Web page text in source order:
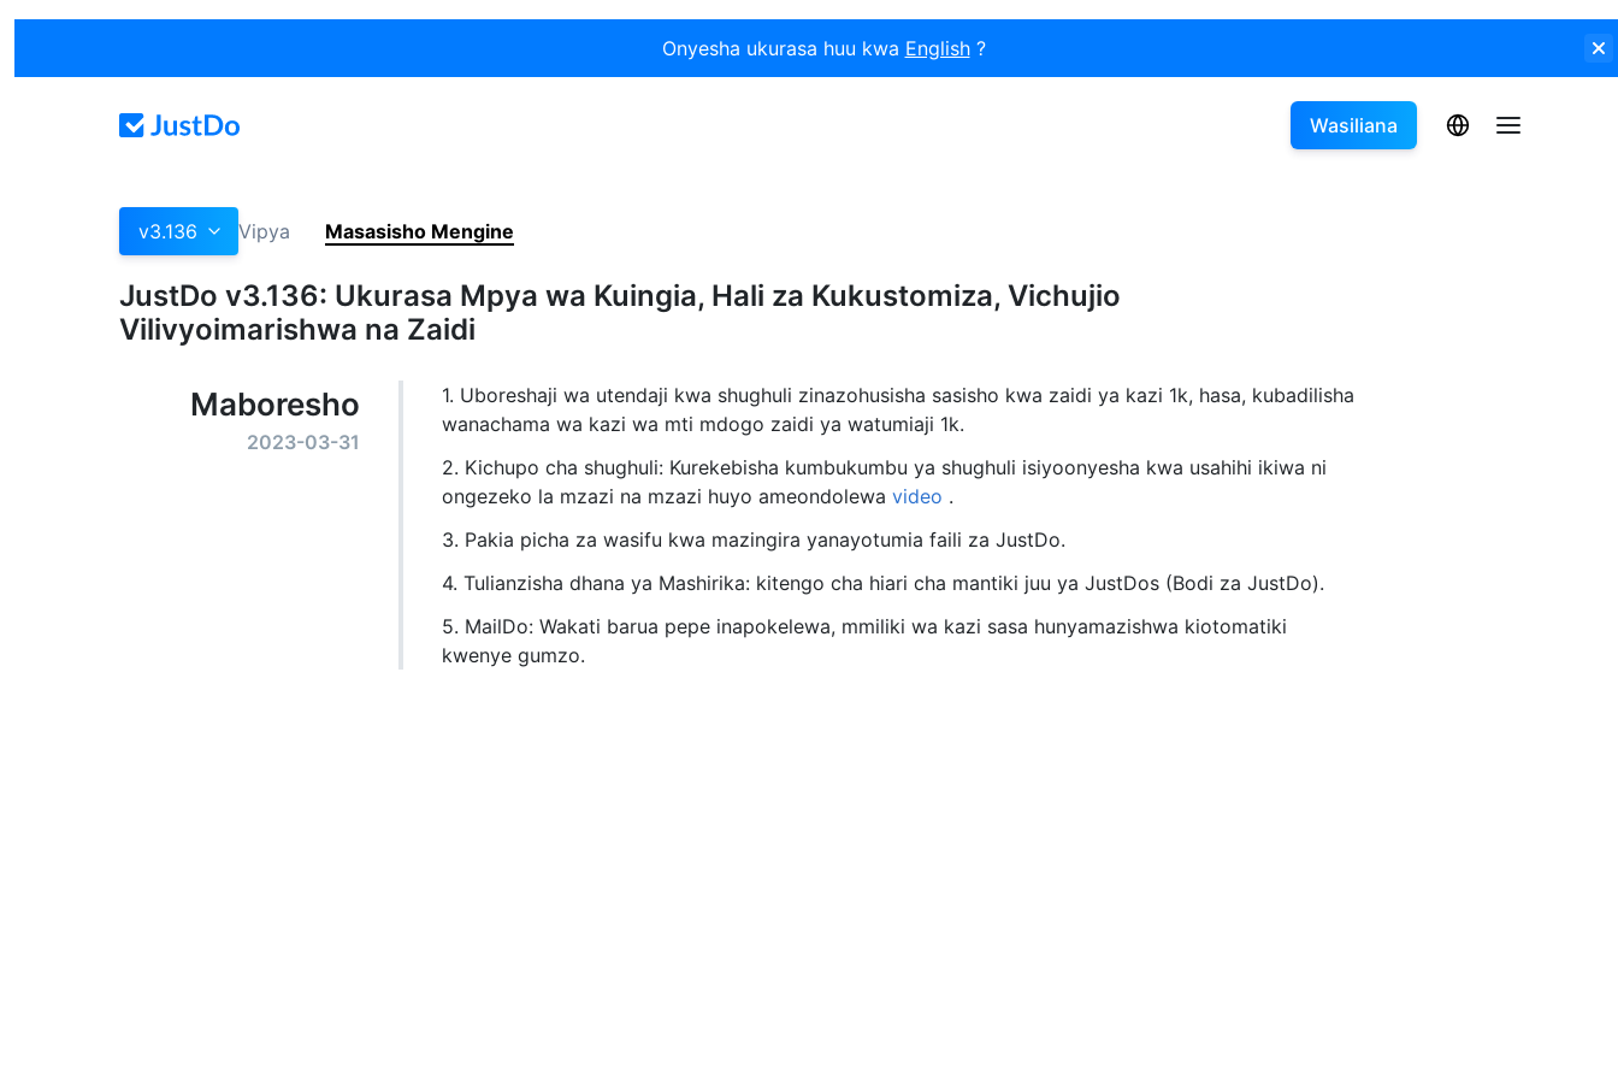
Onyesha ukurasa huu kwa English?
Wasiliana
v3.136 Vipya Masasisho Mengine
JustDo v3.136: Ukurasa Mpya wa Kuingia, Hali za Kukustomiza, Vichujio
Vilivyoimarishwa na Zaidi
Maboresho
2023-03-31
1. Uboreshaji wa utendaji kwa shughuli zinazohusisha sasisho kwa zaidi ya kazi 1k, hasa, kubadilisha
wanachama wa kazi wa mti mdogo zaidi ya watumiaji 1k.
2. Kichupo cha shughuli: Kurekebisha kumbukumbu ya shughuli isiyoonyesha kwa usahihi ikiwa ni
ongezeko la mzazi na mzazi huyo ameondolewa video .
3. Pakia picha za wasifu kwa mazingira yanayotumia faili za JustDo.
4. Tulianzisha dhana ya Mashirika: kitengo cha hiari cha mantiki juu ya JustDos (Bodi za JustDo).
5. MailDo: Wakati barua pepe inapokelewa, mmiliki wa kazi sasa hunyamazishwa kiotomatiki
kwenye gumzo.